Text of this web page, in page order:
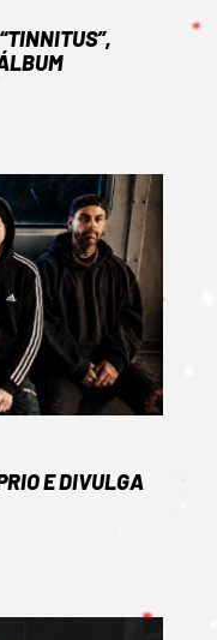
E DIVULGA